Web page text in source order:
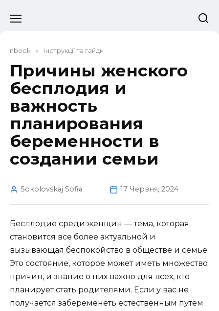
до
nbook » Інструкції та гайди
Причины женского
бесплодия и
важность
планирования
беременности в
создании семьи
Sokolovskaj Sofia 17 Червня, 2024
Бесплодие среди женщин — тема, которая
становится все более актуальной и
вызывающая беспокойство в обществе и семье.
Это состояние, которое может иметь множество
причин, и знание о них важно для всех, кто
планирует стать родителями. Если у вас не
получается забеременеть естественным путем